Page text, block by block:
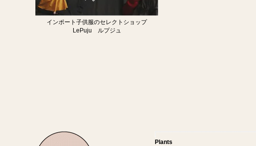
インポート子供服のセレクトショップ
LePuju ルプジュ
Plants